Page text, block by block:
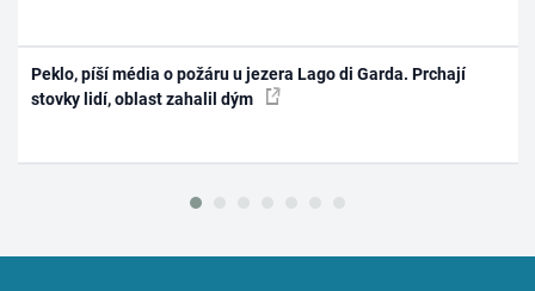
Peklo, píší média o požáru u jezera Lago di Garda. Prchají
stovky lidí, oblast zahalil dým